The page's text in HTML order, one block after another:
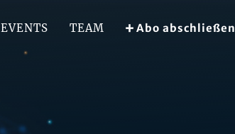
EVENTS TEAM Abo abschließen